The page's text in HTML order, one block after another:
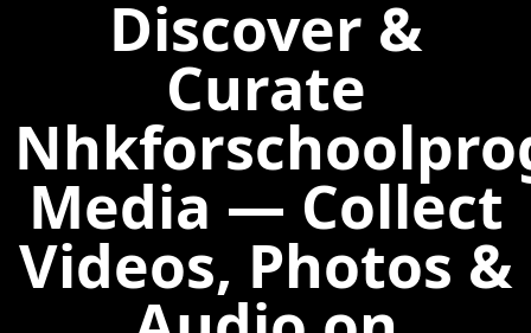
Discover &
Curate
Media — Collect
Videos, Photos &